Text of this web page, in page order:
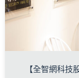
【全智網科技